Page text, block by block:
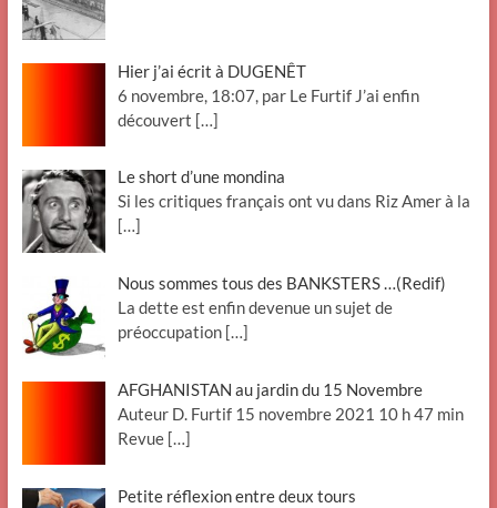
Hier j’ai écrit à DUGENÊT
6 novembre, 18:07, par Le Furtif J’ai enfin
découvert […]
Le short d’une mondina
Si les critiques français ont vu dans Riz Amer à la
[…]
Nous sommes tous des BANKSTERS …(Redif)
La dette est enfin devenue un sujet de
préoccupation […]
AFGHANISTAN au jardin du 15 Novembre
Auteur D. Furtif 15 novembre 2021 10 h 47 min
Revue […]
Petite réflexion entre deux tours